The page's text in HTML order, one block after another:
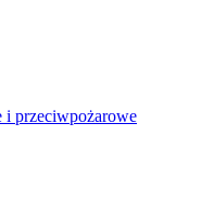
i przeciwpożarowe